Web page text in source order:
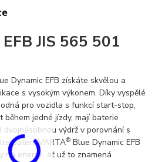
JIS 565 501
Dynamic EFB získáte skvělou a
s vysokým výkonem. Díky vyspělé
pro vozidla s funkcí start-stop,
jedné jízdy, mají baterie
dvojnásobnou výdrž v porovnání s
baterii VARTA® Blue Dynamic EFB
na energii, ať už to znamená